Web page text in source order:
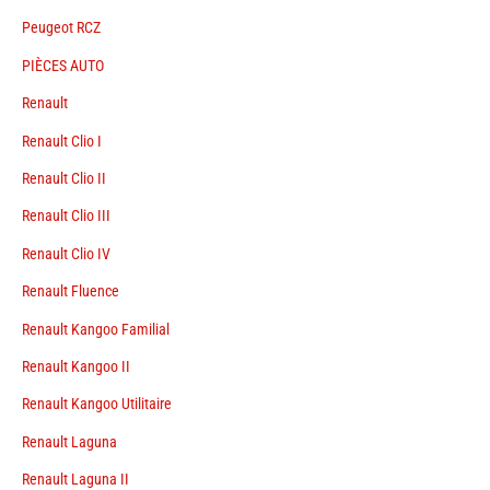
Peugeot RCZ
PIÈCES AUTO
Renault
Renault Clio I
Renault Clio II
Renault Clio III
Renault Clio IV
Renault Fluence
Renault Kangoo Familial
Renault Kangoo II
Renault Kangoo Utilitaire
Renault Laguna
Renault Laguna II